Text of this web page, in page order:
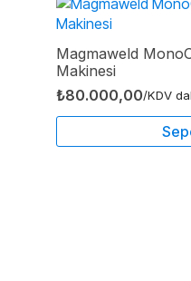
Magmaweld
Makinesi
₺80.000,00/KDV